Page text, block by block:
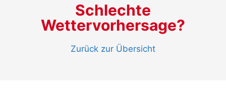
Schlechte
Wettervorhersage?
Zurück zur Übersicht